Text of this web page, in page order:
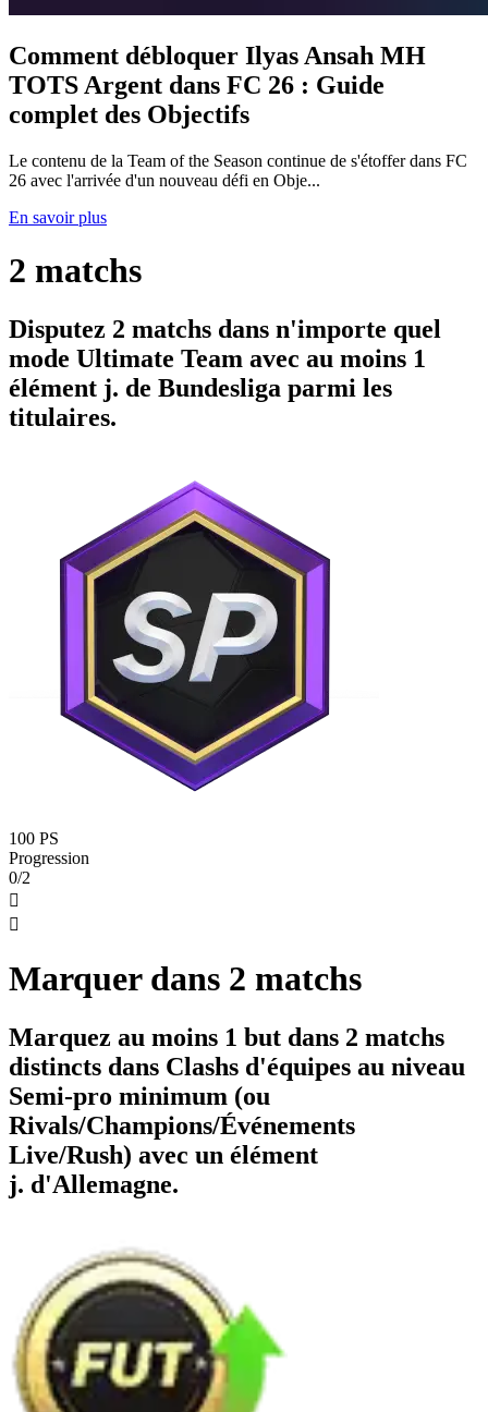
Comment débloquer Ilyas Ansah MH
TOTS Argent dans FC 26 : Guide
complet des Objectifs
Le contenu de la Team of the Season continue de s'étoffer dans FC
26 avec l'arrivée d'un nouveau défi en Obje...
En savoir plus
2 matchs
Disputez 2 matchs dans n'importe quel
mode Ultimate Team avec au moins 1
élément j. de Bundesliga parmi les
titulaires.
100 PS
Progression
0/2


Marquer dans 2 matchs
Marquez au moins 1 but dans 2 matchs
distincts dans Clashs d'équipes au niveau
Semi-pro minimum (ou
Rivals/Champions/Événements
Live/Rush) avec un élément
j. d'Allemagne.